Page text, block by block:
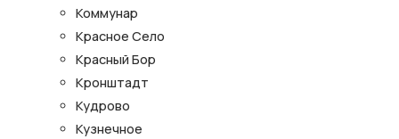
Коммунар
Красное Село
Красный Бор
Кронштадт
Кудрово
Кузнечное